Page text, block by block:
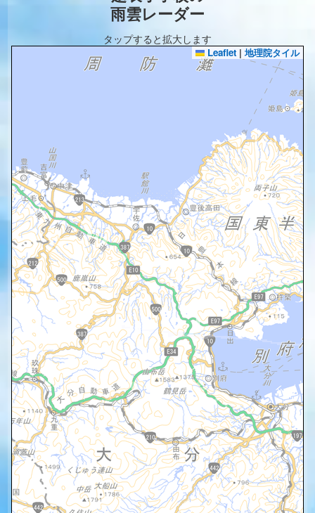
雨雲レーダー
タップすると拡大します
Leaflet | 地理院タイル